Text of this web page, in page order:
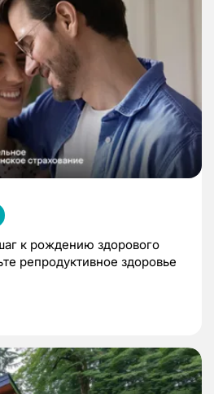
к рождению здорового
репродуктивное здоровье